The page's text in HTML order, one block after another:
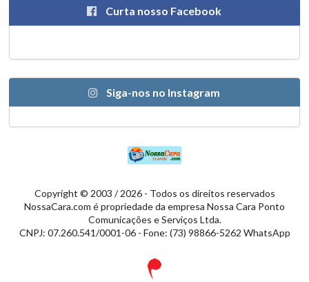
Curta nosso Facebook
Siga-nos no Instagram
Copyright © 2003 / 2026 - Todos os direitos reservados
NossaCara.com é propriedade da empresa Nossa Cara Ponto
Comunicações e Serviços Ltda.
CNPJ: 07.260.541/0001-06 - Fone: (73) 98866-5262 WhatsApp